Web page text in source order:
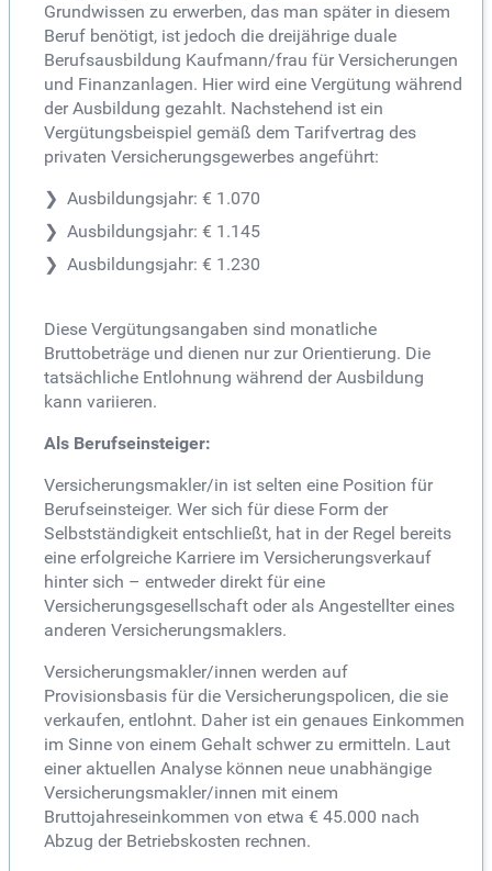
Grundwissen zu erwerben, das man später in diesem
Beruf benötigt, ist jedoch die dreijährige duale
Berufsausbildung Kaufmann/frau für Versicherungen
und Finanzanlagen. Hier wird eine Vergütung während
der Ausbildung gezahlt. Nachstehend ist ein
Vergütungsbeispiel gemäß dem Tarifvertrag des
privaten Versicherungsgewerbes angeführt:
Ausbildungsjahr: € 1.070
Ausbildungsjahr: € 1.145
Ausbildungsjahr: € 1.230
Diese Vergütungsangaben sind monatliche
Bruttobeträge und dienen nur zur Orientierung. Die
tatsächliche Entlohnung während der Ausbildung
kann variieren.
Als Berufseinsteiger:
Versicherungsmakler/in ist selten eine Position für
Berufseinsteiger. Wer sich für diese Form der
Selbstständigkeit entschließt, hat in der Regel bereits
eine erfolgreiche Karriere im Versicherungsverkauf
hinter sich – entweder direkt für eine
Versicherungsgesellschaft oder als Angestellter eines
anderen Versicherungsmaklers.
Versicherungsmakler/innen werden auf
Provisionsbasis für die Versicherungspolicen, die sie
verkaufen, entlohnt. Daher ist ein genaues Einkommen
im Sinne von einem Gehalt schwer zu ermitteln. Laut
einer aktuellen Analyse können neue unabhängige
Versicherungsmakler/innen mit einem
Bruttojahreseinkommen von etwa € 45.000 nach
Abzug der Betriebskosten rechnen.